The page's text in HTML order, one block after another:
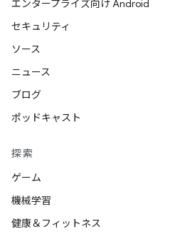
エンタープライズ向け Android
セキュリティ
ソース
ニュース
ブログ
ポッドキャスト
探索
ゲーム
機械学習
健康＆フィットネス